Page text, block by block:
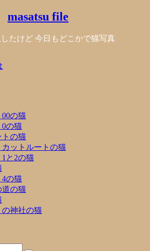
masatsu file
たけど 今日もどこかで猫写真
の猫
0の猫
トの猫
カットルートの猫
と2の猫
4の猫
道の猫
の神社の猫